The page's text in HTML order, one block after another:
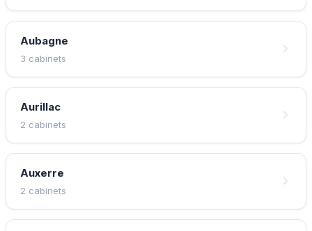
Aubagne
3 cabinets
Aurillac
2 cabinets
Auxerre
2 cabinets